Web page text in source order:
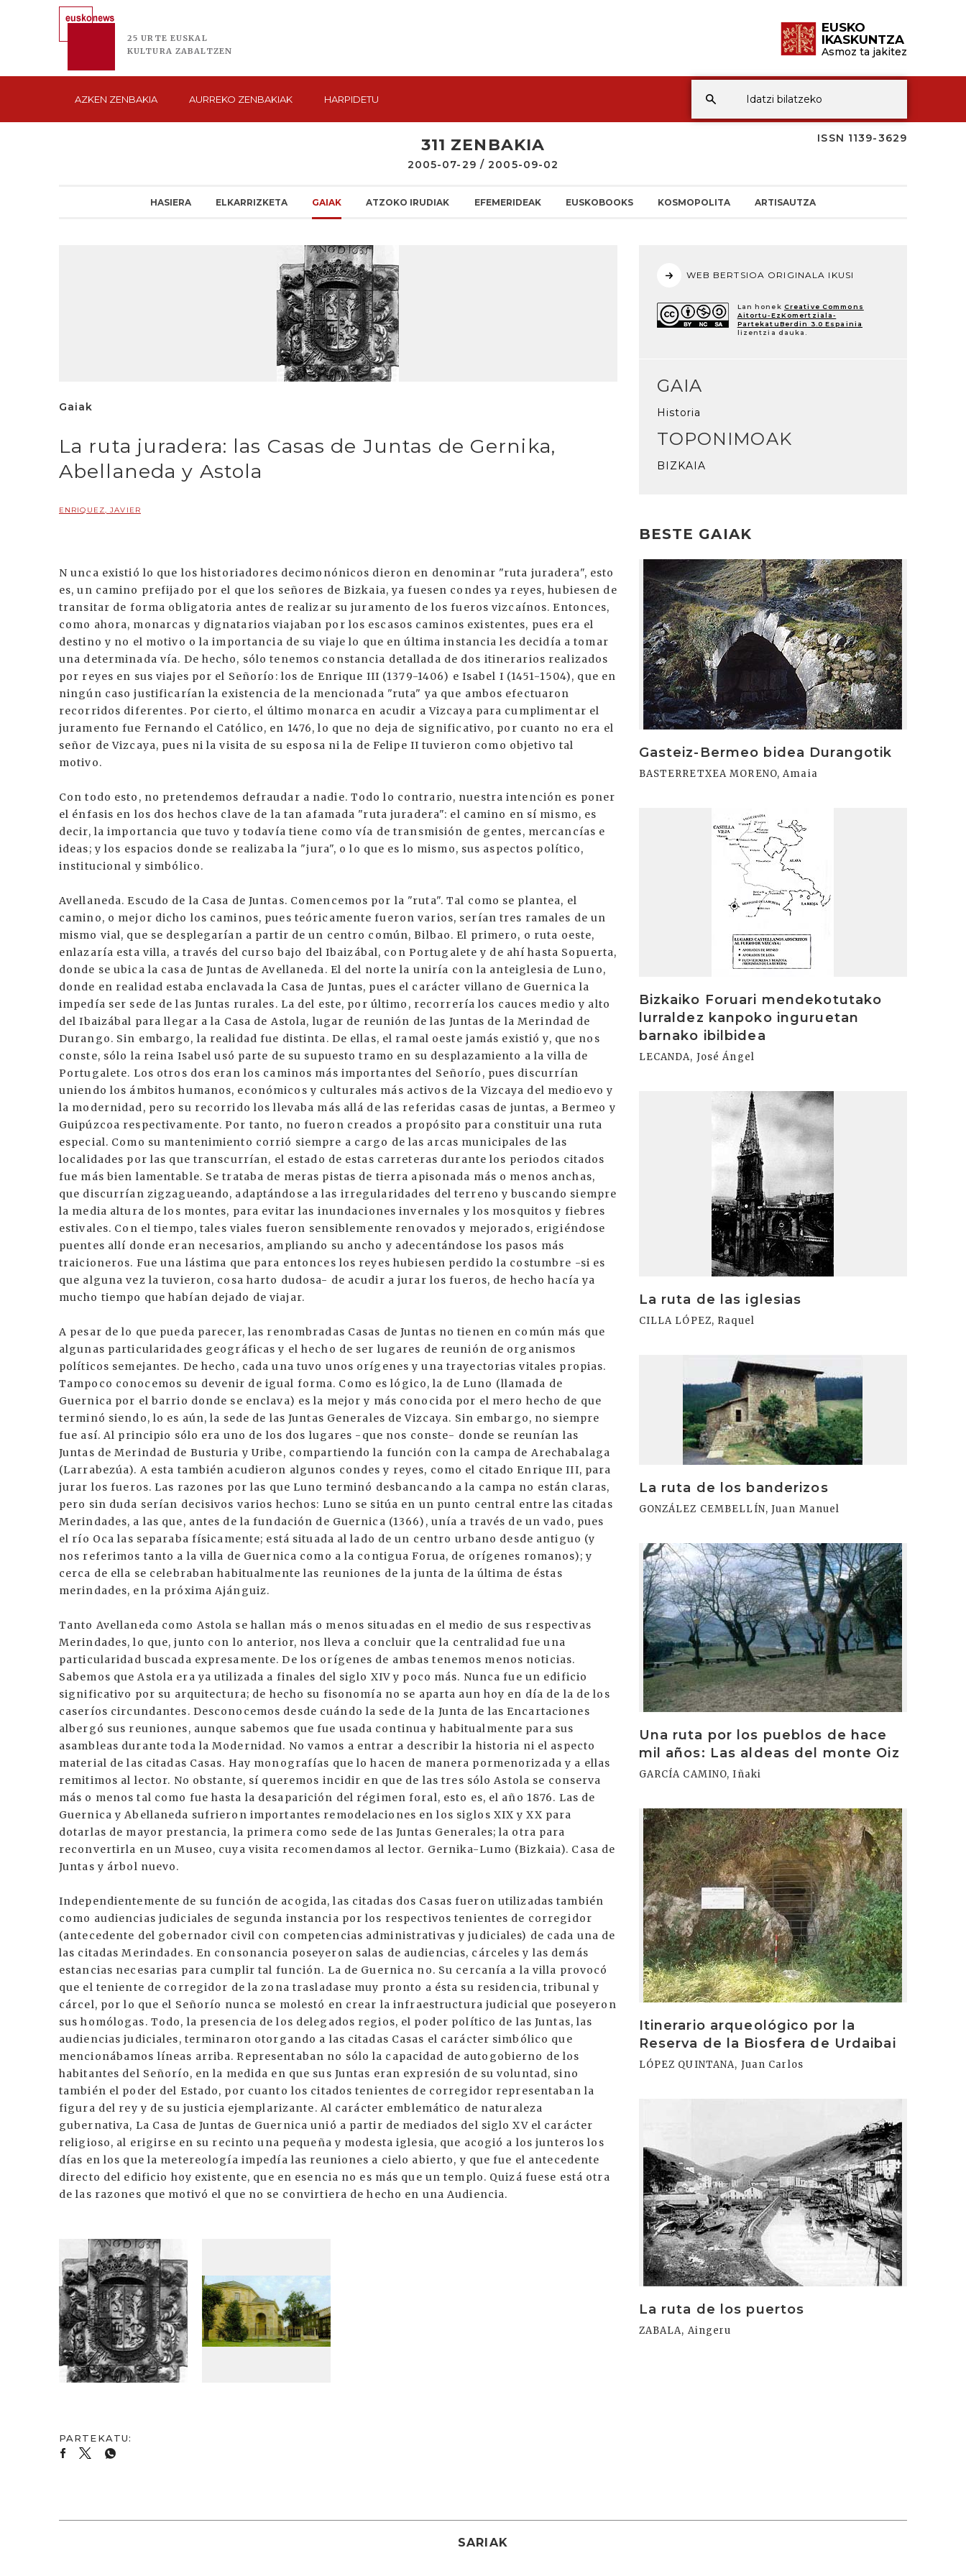
25 URTE EUSKAL
KULTURA ZABALTZEN
EUSKO
IKASKUNTZA
Asmoz ta jakitez
AZKEN ZENBAKIA AURREKO ZENBAKIAK HARPIDETU
ISSN 1139-3629
311 ZENBAKIA
2005-07-29 / 2005-09-02
HASIERA ELKARRIZKETA GAIAK ATZOKO IRUDIAK EFEMERIDEAK EUSKOBOOKS KOSMOPOLITA ARTISAUTZA
Gaiak
La ruta juradera: las Casas de Juntas de Gernika,
Abellaneda y Astola
ENRIQUEZ, JAVIER
N unca existió lo que los historiadores decimonónicos dieron en denominar "ruta juradera", esto
es, un camino prefijado por el que los señores de Bizkaia, ya fuesen condes ya reyes, hubiesen de
transitar de forma obligatoria antes de realizar su juramento de los fueros vizcaínos. Entonces,
como ahora, monarcas y dignatarios viajaban por los escasos caminos existentes, pues era el
destino y no el motivo o la importancia de su viaje lo que en última instancia les decidía a tomar
una determinada vía. De hecho, sólo tenemos constancia detallada de dos itinerarios realizados
por reyes en sus viajes por el Señorío: los de Enrique III (1379-1406) e Isabel I (1451-1504), que en
ningún caso justificarían la existencia de la mencionada "ruta" ya que ambos efectuaron
recorridos diferentes. Por cierto, el último monarca en acudir a Vizcaya para cumplimentar el
juramento fue Fernando el Católico, en 1476, lo que no deja de significativo, por cuanto no era el
señor de Vizcaya, pues ni la visita de su esposa ni la de Felipe II tuvieron como objetivo tal
motivo.
Con todo esto, no pretendemos defraudar a nadie. Todo lo contrario, nuestra intención es poner
el énfasis en los dos hechos clave de la tan afamada "ruta juradera": el camino en sí mismo, es
decir, la importancia que tuvo y todavía tiene como vía de transmisión de gentes, mercancías e
ideas; y los espacios donde se realizaba la "jura", o lo que es lo mismo, sus aspectos político,
institucional y simbólico.
Avellaneda. Escudo de la Casa de Juntas. Comencemos por la "ruta". Tal como se plantea, el
camino, o mejor dicho los caminos, pues teóricamente fueron varios, serían tres ramales de un
mismo vial, que se desplegarían a partir de un centro común, Bilbao. El primero, o ruta oeste,
enlazaría esta villa, a través del curso bajo del Ibaizábal, con Portugalete y de ahí hasta Sopuerta,
donde se ubica la casa de Juntas de Avellaneda. El del norte la uniría con la anteiglesia de Luno,
donde en realidad estaba enclavada la Casa de Juntas, pues el carácter villano de Guernica la
impedía ser sede de las Juntas rurales. La del este, por último, recorrería los cauces medio y alto
del Ibaizábal para llegar a la Casa de Astola, lugar de reunión de las Juntas de la Merindad de
Durango. Sin embargo, la realidad fue distinta. De ellas, el ramal oeste jamás existió y, que nos
conste, sólo la reina Isabel usó parte de su supuesto tramo en su desplazamiento a la villa de
Portugalete. Los otros dos eran los caminos más importantes del Señorío, pues discurrían
uniendo los ámbitos humanos, económicos y culturales más activos de la Vizcaya del medioevo y
la modernidad, pero su recorrido los llevaba más allá de las referidas casas de juntas, a Bermeo y
Guipúzcoa respectivamente. Por tanto, no fueron creados a propósito para constituir una ruta
especial. Como su mantenimiento corrió siempre a cargo de las arcas municipales de las
localidades por las que transcurrían, el estado de estas carreteras durante los periodos citados
fue más bien lamentable. Se trataba de meras pistas de tierra apisonada más o menos anchas,
que discurrían zigzagueando, adaptándose a las irregularidades del terreno y buscando siempre
la media altura de los montes, para evitar las inundaciones invernales y los mosquitos y fiebres
estivales. Con el tiempo, tales viales fueron sensiblemente renovados y mejorados, erigiéndose
puentes allí donde eran necesarios, ampliando su ancho y adecentándose los pasos más
traicioneros. Fue una lástima que para entonces los reyes hubiesen perdido la costumbre -si es
que alguna vez la tuvieron, cosa harto dudosa- de acudir a jurar los fueros, de hecho hacía ya
mucho tiempo que habían dejado de viajar.
A pesar de lo que pueda parecer, las renombradas Casas de Juntas no tienen en común más que
algunas particularidades geográficas y el hecho de ser lugares de reunión de organismos
políticos semejantes. De hecho, cada una tuvo unos orígenes y una trayectorias vitales propias.
Tampoco conocemos su devenir de igual forma. Como es lógico, la de Luno (llamada de
Guernica por el barrio donde se enclava) es la mejor y más conocida por el mero hecho de que
terminó siendo, lo es aún, la sede de las Juntas Generales de Vizcaya. Sin embargo, no siempre
fue así. Al principio sólo era uno de los dos lugares -que nos conste- donde se reunían las
Juntas de Merindad de Busturia y Uribe, compartiendo la función con la campa de Arechabalaga
(Larrabezúa). A esta también acudieron algunos condes y reyes, como el citado Enrique III, para
jurar los fueros. Las razones por las que Luno terminó desbancando a la campa no están claras,
pero sin duda serían decisivos varios hechos: Luno se sitúa en un punto central entre las citadas
Merindades, a las que, antes de la fundación de Guernica (1366), unía a través de un vado, pues
el río Oca las separaba físicamente; está situada al lado de un centro urbano desde antiguo (y
nos referimos tanto a la villa de Guernica como a la contigua Forua, de orígenes romanos); y
cerca de ella se celebraban habitualmente las reuniones de la junta de la última de éstas
merindades, en la próxima Ajánguiz.
Tanto Avellaneda como Astola se hallan más o menos situadas en el medio de sus respectivas
Merindades, lo que, junto con lo anterior, nos lleva a concluir que la centralidad fue una
particularidad buscada expresamente. De los orígenes de ambas tenemos menos noticias.
Sabemos que Astola era ya utilizada a finales del siglo XIV y poco más. Nunca fue un edificio
significativo por su arquitectura; de hecho su fisonomía no se aparta aun hoy en día de la de los
caseríos circundantes. Desconocemos desde cuándo la sede de la Junta de las Encartaciones
albergó sus reuniones, aunque sabemos que fue usada continua y habitualmente para sus
asambleas durante toda la Modernidad. No vamos a entrar a describir la historia ni el aspecto
material de las citadas Casas. Hay monografías que lo hacen de manera pormenorizada y a ellas
remitimos al lector. No obstante, sí queremos incidir en que de las tres sólo Astola se conserva
más o menos tal como fue hasta la desaparición del régimen foral, esto es, el año 1876. Las de
Guernica y Abellaneda sufrieron importantes remodelaciones en los siglos XIX y XX para
dotarlas de mayor prestancia, la primera como sede de las Juntas Generales; la otra para
reconvertirla en un Museo, cuya visita recomendamos al lector. Gernika-Lumo (Bizkaia). Casa de
Juntas y árbol nuevo.
Independientemente de su función de acogida, las citadas dos Casas fueron utilizadas también
como audiencias judiciales de segunda instancia por los respectivos tenientes de corregidor
(antecedente del gobernador civil con competencias administrativas y judiciales) de cada una de
las citadas Merindades. En consonancia poseyeron salas de audiencias, cárceles y las demás
estancias necesarias para cumplir tal función. La de Guernica no. Su cercanía a la villa provocó
que el teniente de corregidor de la zona trasladase muy pronto a ésta su residencia, tribunal y
cárcel, por lo que el Señorío nunca se molestó en crear la infraestructura judicial que poseyeron
sus homólogas. Todo, la presencia de los delegados regios, el poder político de las Juntas, las
audiencias judiciales, terminaron otorgando a las citadas Casas el carácter simbólico que
mencionábamos líneas arriba. Representaban no sólo la capacidad de autogobierno de los
habitantes del Señorío, en la medida en que sus Juntas eran expresión de su voluntad, sino
también el poder del Estado, por cuanto los citados tenientes de corregidor representaban la
figura del rey y de su justicia ejemplarizante. Al carácter emblemático de naturaleza
gubernativa, La Casa de Juntas de Guernica unió a partir de mediados del siglo XV el carácter
religioso, al erigirse en su recinto una pequeña y modesta iglesia, que acogió a los junteros los
días en los que la metereología impedía las reuniones a cielo abierto, y que fue el antecedente
directo del edificio hoy existente, que en esencia no es más que un templo. Quizá fuese está otra
de las razones que motivó el que no se convirtiera de hecho en una Audiencia.
WEB BERTSIOA ORIGINALA IKUSI
Lan honek Creative Commons
Aitortu-EzKomertziala-
PartekatuBerdin 3.0 Espainia
lizentzia dauka.
GAIA
Historia
TOPONIMOAK
BIZKAIA
BESTE GAIAK
Gasteiz-Bermeo bidea Durangotik
BASTERRETXEA MORENO, Amaia
Irakurri
Bizkaiko Foruari mendekotutako
lurraldez kanpoko inguruetan
barnako ibilbidea
LECANDA, José Ángel
La ruta de las iglesias
CILLA LÓPEZ, Raquel
La ruta de los banderizos
GONZÁLEZ CEMBELLÍN, Juan Manuel
Una ruta por los pueblos de hace
mil años: Las aldeas del monte Oiz
GARCÍA CAMINO, Iñaki
Irakurri
Itinerario arqueológico por la
Reserva de la Biosfera de Urdaibai
LÓPEZ QUINTANA, Juan Carlos
Irakurri
La ruta de los puertos
ZABALA, Aingeru
SARIAK